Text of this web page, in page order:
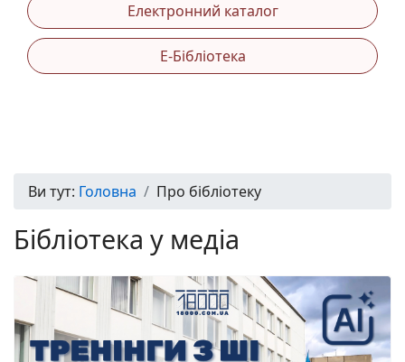
Електронний каталог
Е-Бібліотека
Ви тут: Головна Про бібліотеку
Бібліотека у медіа